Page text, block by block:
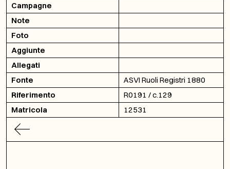
Campagne
Note
Foto
Aggiunte
Allegati
Fonte
ASVI Ruoli Registri 1880
Riferimento
R0191 / c.129
Matricola
12531